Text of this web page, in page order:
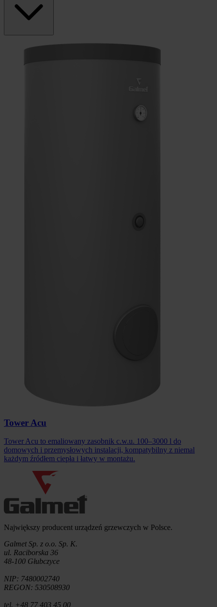
Produkty w kategorii Zasobniki c.w.u.
Tower Acu
Tower Acu to emaliowany zasobnik c.w.u. 100–3000 l do
domowych i przemysłowych instalacji, kompatybilny z niemal
każdym źródłem ciepła i łatwy w montażu.
Informacje o firmie
Największy producent urządzeń grzewczych w Polsce.
Galmet Sp. z o.o. Sp. K.
ul. Raciborska 36
48-100 Głubczyce
NIP: 7480002740
REGON: 530508930
tel. +48 77 403 45 00